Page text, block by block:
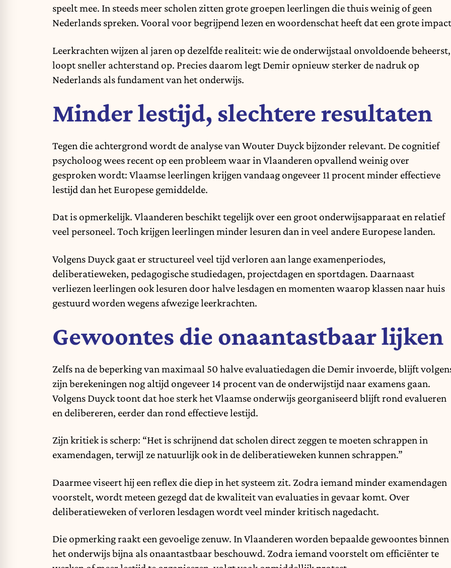
speelt mee. In steeds meer scholen zitten grote groepen leerlingen die thuis weinig of geen
Nederlands spreken. Vooral voor begrijpend lezen en woordenschat heeft dat een grote
Leerkrachten wijzen al jaren op dezelfde realiteit: wie de onderwijstaal onvoldoende beheerst,
loopt sneller achterstand op. Precies daarom legt Demir opnieuw sterker de nadruk op
Nederlands als fundament van het onderwijs.
Minder lestijd, slechtere resultaten
Tegen die achtergrond wordt de analyse van Wouter Duyck bijzonder relevant. De cognitief
psycholoog wees recent op een probleem waar in Vlaanderen opvallend weinig over
gesproken wordt: Vlaamse leerlingen krijgen vandaag ongeveer 11 procent minder effectieve
lestijd dan het Europese gemiddelde.
Dat is opmerkelijk. Vlaanderen beschikt tegelijk over een groot onderwijsapparaat en relatief
veel personeel. Toch krijgen leerlingen minder lesuren dan in veel andere Europese landen.
Volgens Duyck gaat er structureel veel tijd verloren aan lange examenperiodes,
deliberatieweken, pedagogische studiedagen, projectdagen en sportdagen. Daarnaast
verliezen leerlingen ook lesuren door halve lesdagen en momenten waarop klassen naar huis
gestuurd worden wegens afwezige leerkrachten.
Gewoontes die onaantastbaar lijken
Zelfs na de beperking van maximaal 50 halve evaluatiedagen die Demir invoerde, blijft
zijn berekeningen nog altijd ongeveer 14 procent van de onderwijstijd naar examens gaan.
Volgens Duyck toont dat hoe sterk het Vlaamse onderwijs georganiseerd blijft rond evalueren
en delibereren, eerder dan rond effectieve lestijd.
Zijn kritiek is scherp: “Het is schrijnend dat scholen direct zeggen te moeten schrappen in
examendagen, terwijl ze natuurlijk ook in de deliberatieweken kunnen schrappen.”
Daarmee viseert hij een reflex die diep in het systeem zit. Zodra iemand minder examendagen
voorstelt, wordt meteen gezegd dat de kwaliteit van evaluaties in gevaar komt. Over
deliberatieweken of verloren lesdagen wordt veel minder kritisch nagedacht.
Die opmerking raakt een gevoelige zenuw. In Vlaanderen worden bepaalde gewoontes binnen
het onderwijs bijna als onaantastbaar beschouwd. Zodra iemand voorstelt om efficiënter te